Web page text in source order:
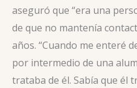
aseguró que “era una
de que no mantenía
años. “Cuando me enteré
por intermedio de una
trataba de él. Sabía que él